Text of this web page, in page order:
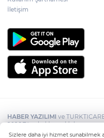
İletişim
HABER YAZILIMI ve
2026 Tüm hakları saklıdır.
Sizlere daha iyi hizmet sunabilmek